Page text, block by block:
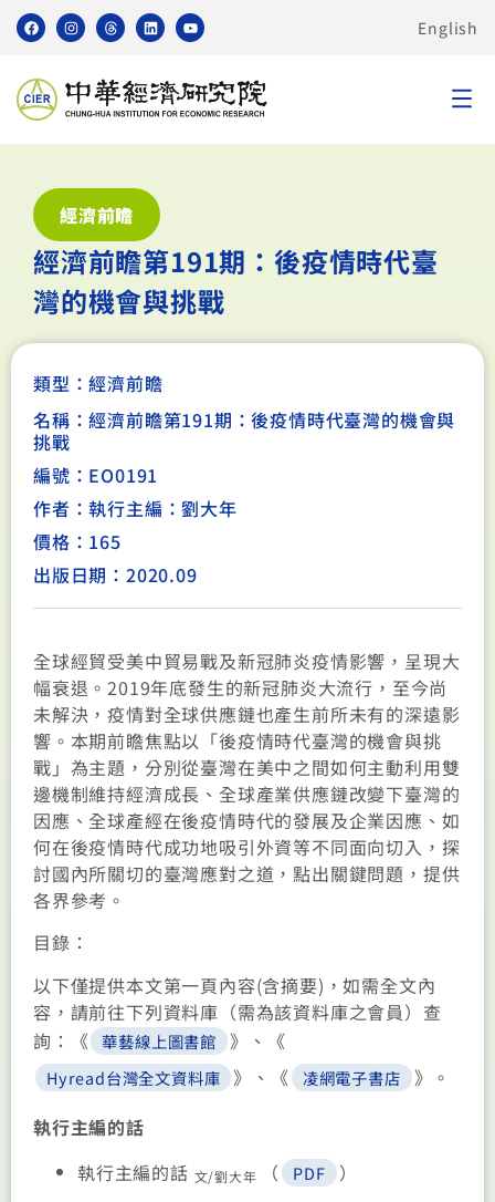
English
經濟前瞻
經濟前瞻第191期：後疫情時代臺
灣的機會與挑戰
類型：經濟前瞻
名稱：經濟前瞻第191期：後疫情時代臺灣的機會與
挑戰
編號：EO0191
作者：執行主編：劉大年
價格：165
出版日期：2020.09
全球經貿受美中貿易戰及新冠肺炎疫情影響，呈現大
幅衰退。2019年底發生的新冠肺炎大流行，至今尚
未解決，疫情對全球供應鏈也產生前所未有的深遠影
響。本期前瞻焦點以「後疫情時代臺灣的機會與挑
戰」為主題，分別從臺灣在美中之間如何主動利用雙
邊機制維持經濟成長、全球產業供應鏈改變下臺灣的
因應、全球產經在後疫情時代的發展及企業因應、如
何在後疫情時代成功地吸引外資等不同面向切入，探
討國內所關切的臺灣應對之道，點出關鍵問題，提供
各界參考。
目錄：
以下僅提供本文第一頁內容(含摘要)，如需全文內
容，請前往下列資料庫（需為該資料庫之會員）查
詢：《
華藝線上圖書館 》、《
Hyread台灣全文資料庫 》、《 凌網電子書店
》。
執行主編的話
執行主編的話 文/劉大年 （ PDF
）